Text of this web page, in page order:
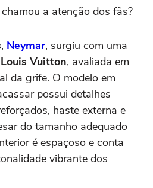
a atenção dos fãs?
, Neymar, surgiu com uma
Louis Vuitton, avaliada em
da grife. O modelo em
possui detalhes
haste externa e
do tamanho adequado
é espaçoso e conta
vibrante dos